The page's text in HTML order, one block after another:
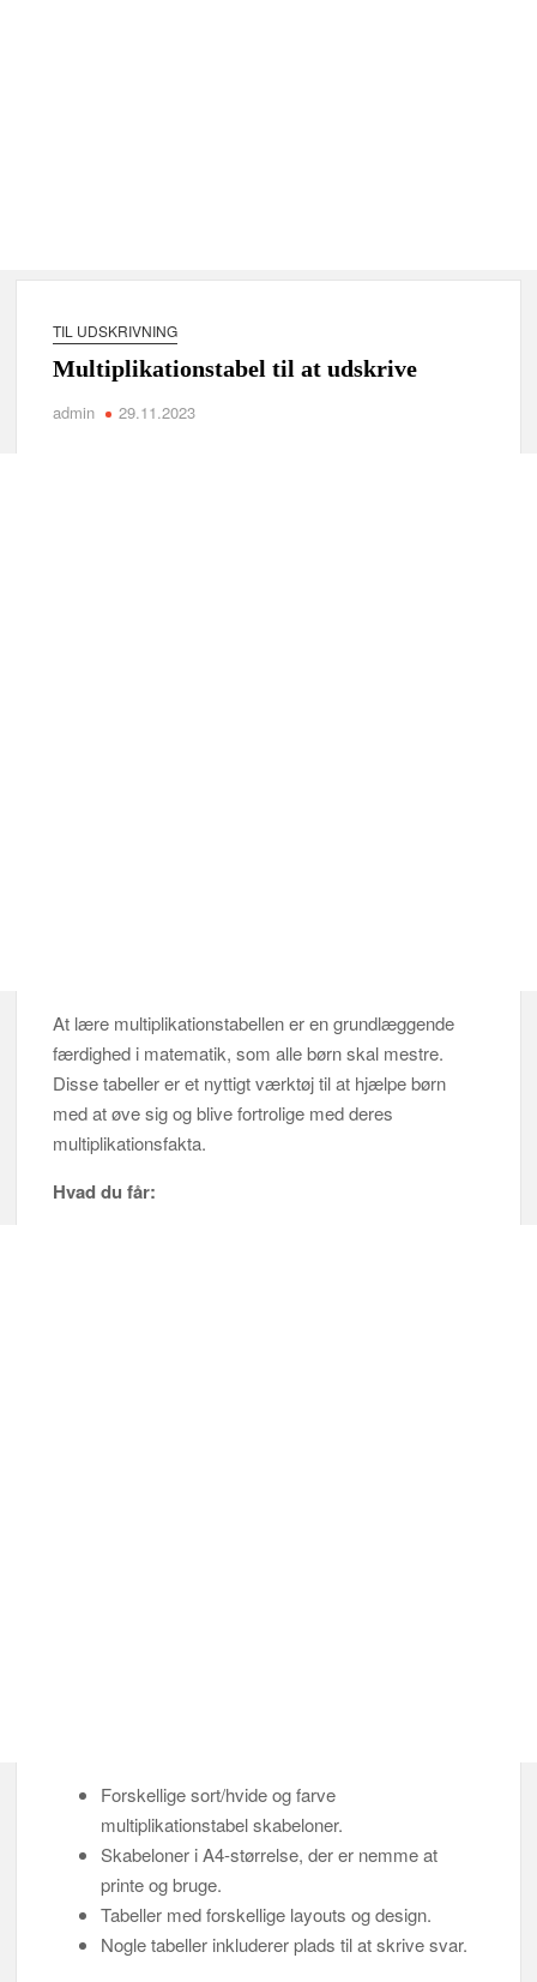
TIL UDSKRIVNING
Multiplikationstabel til at udskrive
admin 29.11.2023
At lære multiplikationstabellen er en grundlæggende
færdighed i matematik, som alle børn skal mestre.
Disse tabeller er et nyttigt værktøj til at hjælpe børn
med at øve sig og blive fortrolige med deres
multiplikationsfakta.
Hvad du får:
Forskellige sort/hvide og farve
multiplikationstabel skabeloner.
Skabeloner i A4-størrelse, der er nemme at
printe og bruge.
Tabeller med forskellige layouts og design.
Nogle tabeller inkluderer plads til at skrive svar.